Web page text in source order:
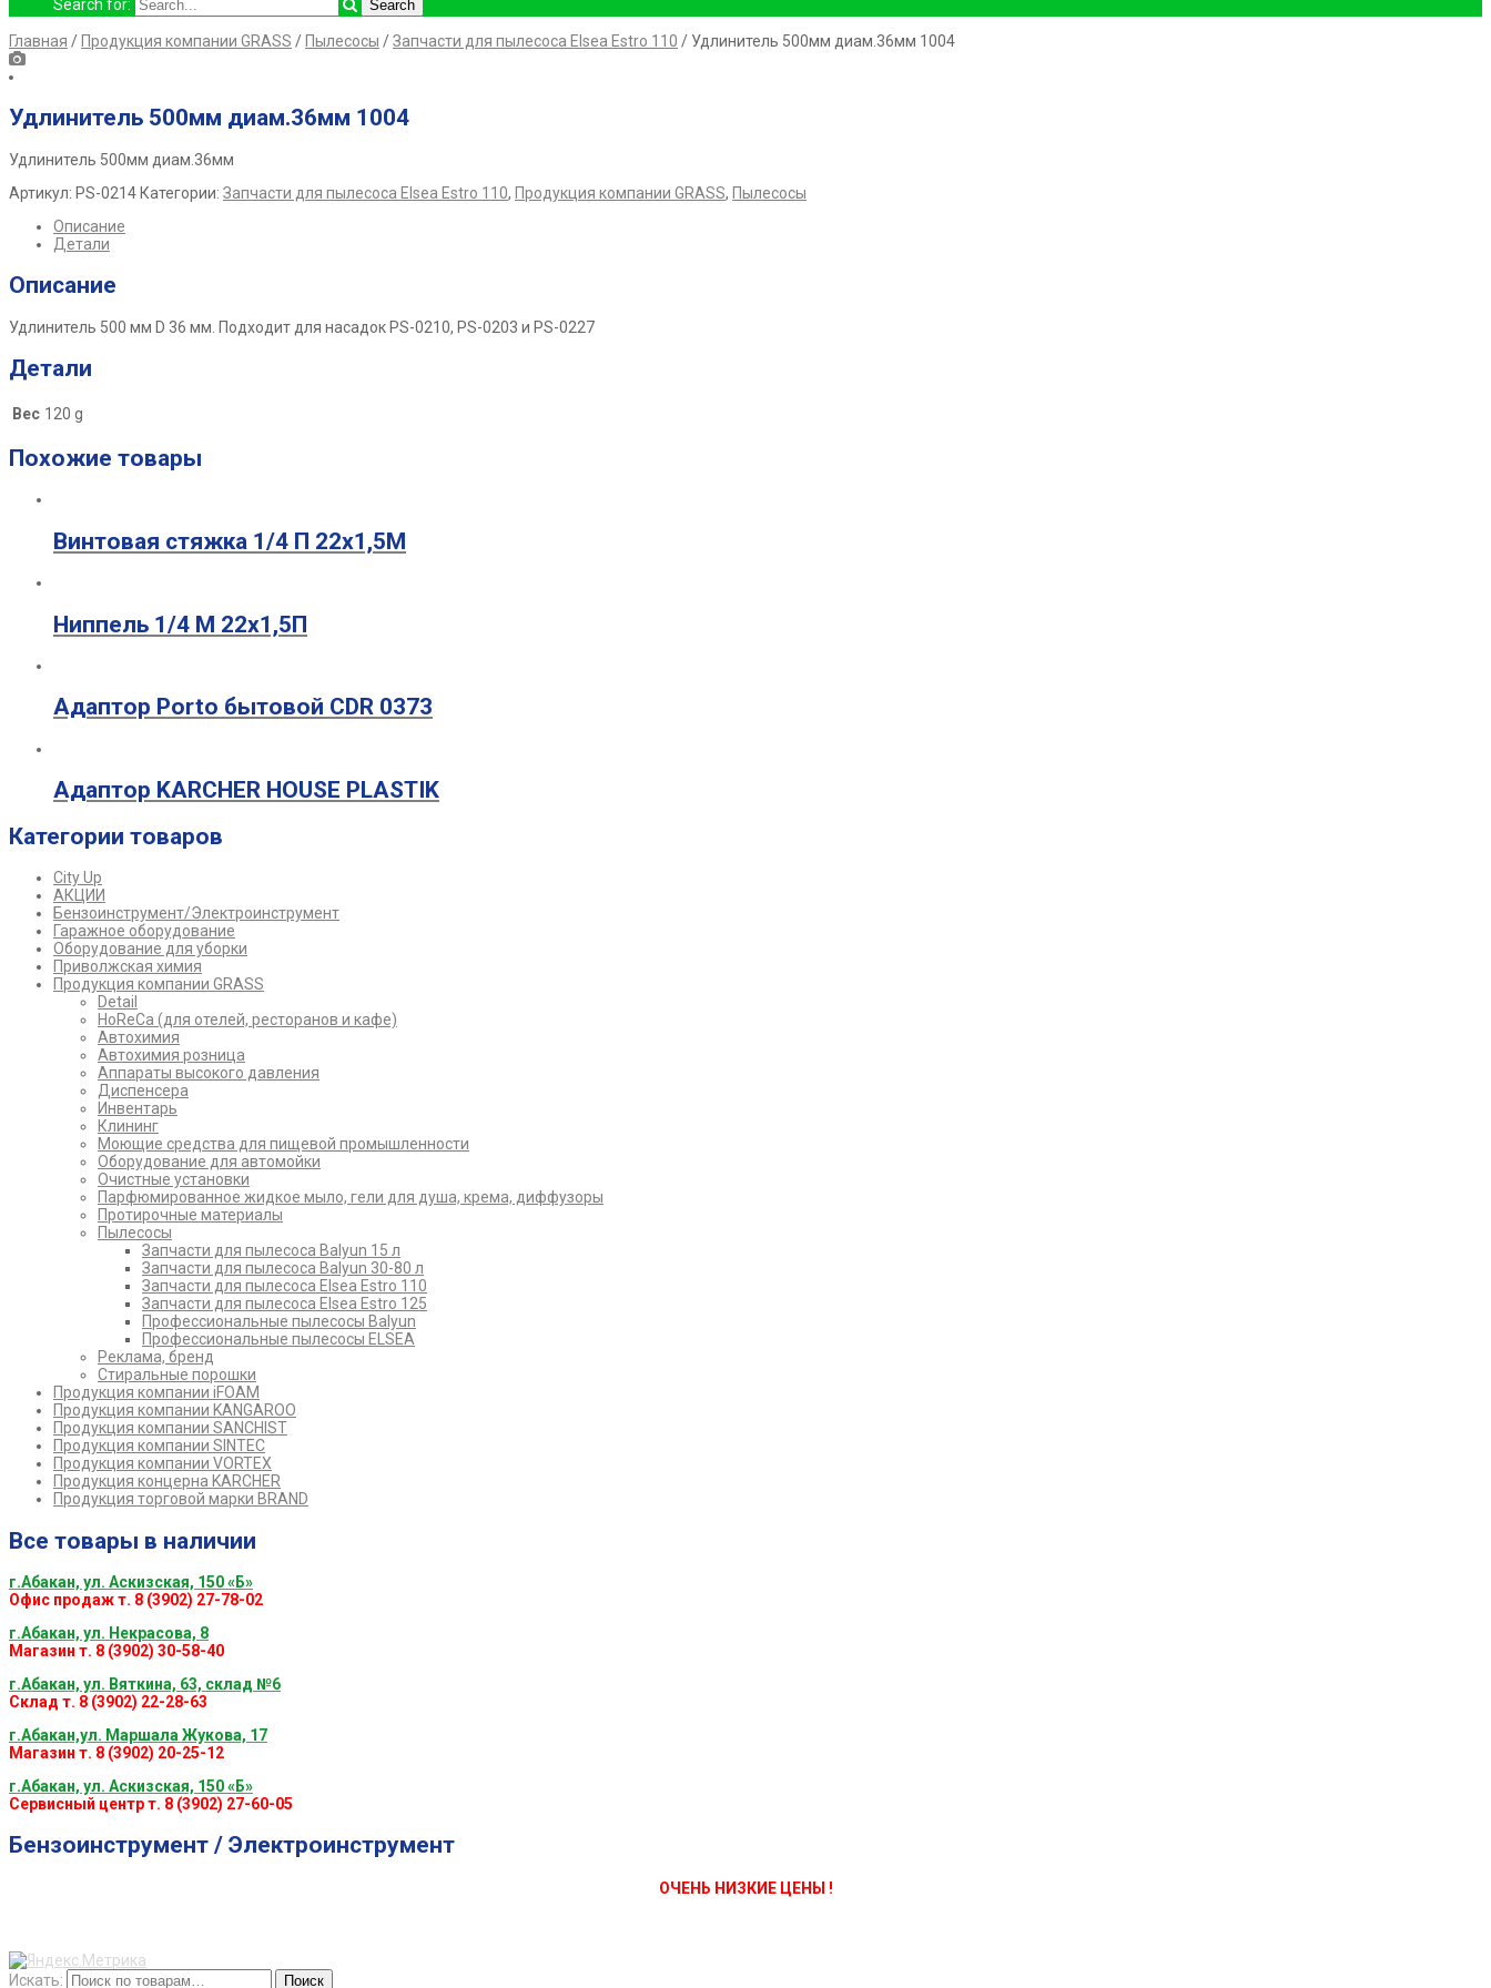
Search for:
Главная / Продукция компании GRASS / Пылесосы /Запчасти для пылесоса Elsea Estro 110 / Удлинитель 500мм диам.36мм 1004
Удлинитель 500мм диам.36мм 1004
Удлинитель 500мм диам.36мм
Артикул: PS-0214 Категории: Запчасти для пылесоса Elsea Estro 110, Продукция компании GRASS, Пылесосы
Описание
Детали
Описание
Удлинитель 500 мм D 36 мм. Подходит для насадок PS-0210, PS-0203 и PS-0227
Детали
Вес 120 g
Похожие товары
Винтовая стяжка 1/4 П 22х1,5М
Ниппель 1/4 М 22х1,5П
Адаптор Porto бытовой CDR 0373
Адаптор KARCHER HOUSE PLASTIK
Категории товаров
City Up
АКЦИИ
Бензоинструмент/Электроинструмент
Гаражное оборудование
Оборудование для уборки
Приволжская химия
Продукция компании GRASS
Detail
HoReCa (для отелей, ресторанов и кафе)
Автохимия
Автохимия розница
Аппараты высокого давления
Диспенсера
Инвентарь
Клининг
Моющие средства для пищевой промышленности
Оборудование для автомойки
Очистные установки
Парфюмированное жидкое мыло, гели для душа, крема, диффузоры
Протирочные материалы
Пылесосы
Запчасти для пылесоса Balyun 15 л
Запчасти для пылесоса Balyun 30-80 л
Запчасти для пылесоса Elsea Estro 110
Запчасти для пылесоса Elsea Estro 125
Профессиональные пылесосы Balyun
Профессиональные пылесосы ELSEA
Реклама, бренд
Стиральные порошки
Продукция компании iFOAM
Продукция компании KANGAROO
Продукция компании SANCHIST
Продукция компании SINTEC
Продукция компании VORTEX
Продукция концерна KARCHER
Продукция торговой марки BRAND
Все товары в наличии
г.Абакан, ул. Аскизская, 150 «Б»
Офис продаж т. 8 (3902) 27-78-02
г.Абакан, ул. Некрасова, 8
Магазин т. 8 (3902) 30-58-40
г.Абакан, ул. Вяткина, 63, склад №6
Склад т. 8 (3902) 22-28-63
г.Абакан,ул. Маршала Жукова, 17
Магазин т. 8 (3902) 20-25-12
г.Абакан, ул. Аскизская, 150 «Б»
Сервисный центр т. 8 (3902) 27-60-05
Бензоинструмент / Электроинструмент
ОЧЕНЬ НИЗКИЕ ЦЕНЫ !
Искать: Поиск